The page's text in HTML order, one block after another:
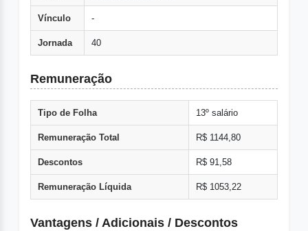
Vínculo -
Jornada 40
Remuneração
Tipo de Folha 13º salário
Remuneração Total R$ 1144,80
Descontos R$ 91,58
Remuneração Líquida R$ 1053,22
Vantagens / Adicionais / Descontos